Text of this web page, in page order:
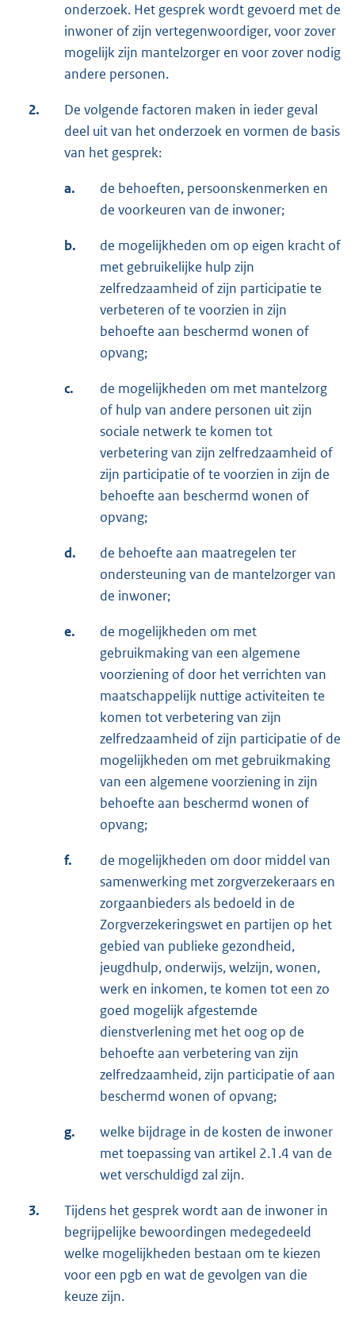
onderzoek. Het gesprek wordt gevoerd met de
inwoner of zijn vertegenwoordiger, voor zover
mogelijk zijn mantelzorger en voor zover nodig
andere personen.
2.
De volgende factoren maken in ieder geval
deel uit van het onderzoek en vormen de basis
van het gesprek:
a.
de behoeften, persoonskenmerken en
de voorkeuren van de inwoner;
b.
de mogelijkheden om op eigen kracht of
met gebruikelijke hulp zijn
zelfredzaamheid of zijn participatie te
verbeteren of te voorzien in zijn
behoefte aan beschermd wonen of
opvang;
c.
de mogelijkheden om met mantelzorg
of hulp van andere personen uit zijn
sociale netwerk te komen tot
verbetering van zijn zelfredzaamheid of
zijn participatie of te voorzien in zijn de
behoefte aan beschermd wonen of
opvang;
d.
de behoefte aan maatregelen ter
ondersteuning van de mantelzorger van
de inwoner;
e.
de mogelijkheden om met
gebruikmaking van een algemene
voorziening of door het verrichten van
maatschappelijk nuttige activiteiten te
komen tot verbetering van zijn
zelfredzaamheid of zijn participatie of de
mogelijkheden om met gebruikmaking
van een algemene voorziening in zijn
behoefte aan beschermd wonen of
opvang;
f.
de mogelijkheden om door middel van
samenwerking met zorgverzekeraars en
zorgaanbieders als bedoeld in de
Zorgverzekeringswet en partijen op het
gebied van publieke gezondheid,
jeugdhulp, onderwijs, welzijn, wonen,
werk en inkomen, te komen tot een zo
goed mogelijk afgestemde
dienstverlening met het oog op de
behoefte aan verbetering van zijn
zelfredzaamheid, zijn participatie of aan
beschermd wonen of opvang;
g.
welke bijdrage in de kosten de inwoner
met toepassing van artikel 2.1.4 van de
wet verschuldigd zal zijn.
3.
Tijdens het gesprek wordt aan de inwoner in
begrijpelijke bewoordingen medegedeeld
welke mogelijkheden bestaan om te kiezen
voor een pgb en wat de gevolgen van die
keuze zijn.